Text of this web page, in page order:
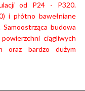
od P24 - P320.
i płótno bawełniane
budowa
ciągliwych
oraz bardzo dużym